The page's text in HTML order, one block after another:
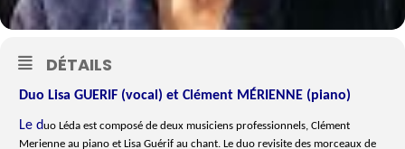
DÉTAILS
Duo Lisa GUERIF (vocal) et Clément MÉRIENNE (piano)
Le duo Léda est composé de deux musiciens professionnels, Clément
Merienne au piano et Lisa Guérif au chant. Le duo revisite des morceaux de